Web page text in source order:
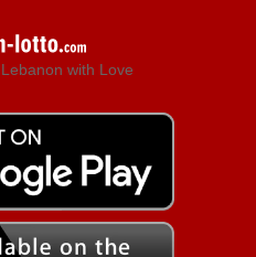
with Love